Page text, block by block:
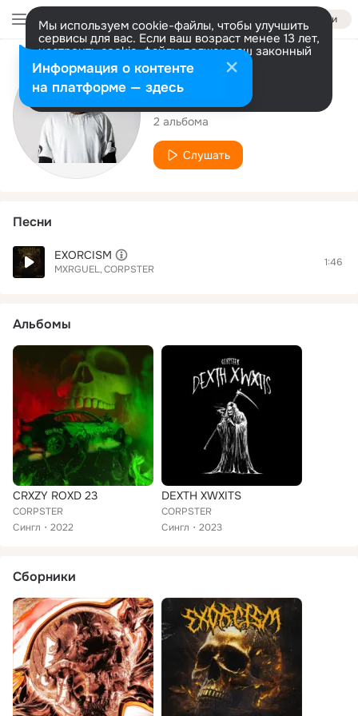
Войти
Мы используем cookie-файлы, чтобы улучшить
сервисы для вас. Если ваш возраст менее 13 лет,
настроить cookie-файлы должен ваш законный
представитель. Больше информации
Разрешить все Настроить
Исполнитель
CORPSTER
2 альбома
Слушать
Песни
EXORCISM
MXRGUEL CORPSTER
1:46
Альбомы
CRXZY ROXD 23
CORPSTER
Сингл
2022
DEXTH XWXITS
CORPSTER
Сингл
2023
Сборники
Информация о контенте
на платформе — здесь